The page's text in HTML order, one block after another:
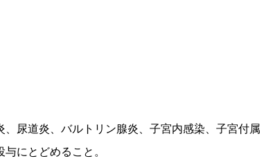
にとどめること。
尿道炎、バルトリン腺炎、子宮内感染、子宮付属